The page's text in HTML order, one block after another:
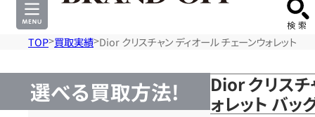
TOP 買取実績 Dior クリスチャン ディオール チェーンウォレット
選べる買取方法!
Dior クリスチ
ォレット バッ